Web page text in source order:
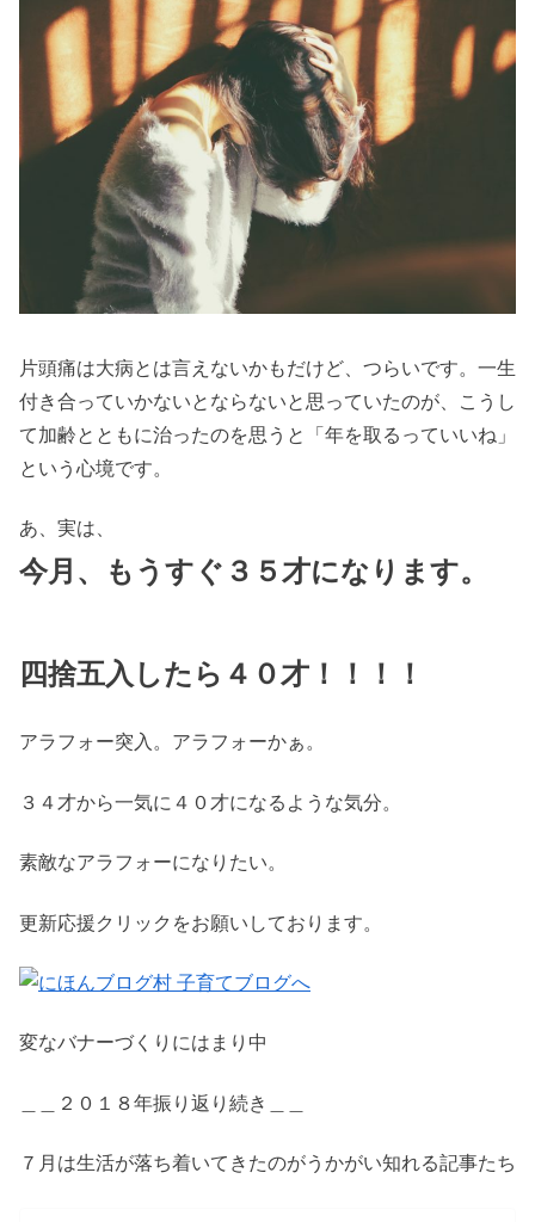
片頭痛は大病とは言えないかもだけど、つらいです。一生
付き合っていかないとならないと思っていたのが、こうし
て加齢とともに治ったのを思うと「年を取るっていいね」
という心境です。
あ、実は、
今月、もうすぐ３５才になります。
四捨五入したら４０才！！！！
アラフォー突入。アラフォーかぁ。
３４才から一気に４０才になるような気分。
素敵なアラフォーになりたい。
更新応援クリックをお願いしております。
変なバナーづくりにはまり中
＿＿２０１８年振り返り続き＿＿
７月は生活が落ち着いてきたのがうかがい知れる記事たち